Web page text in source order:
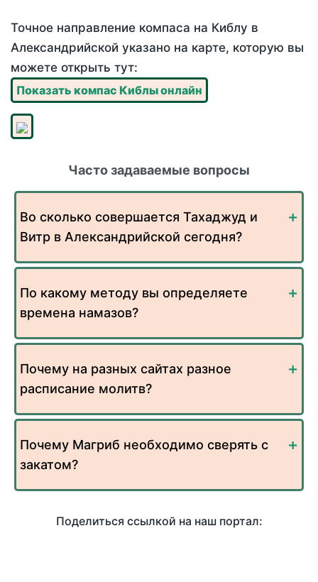
Точное направление компаса на Киблу в
Александрийской указано на карте, которую вы
можете открыть тут:
Показать компас Киблы онлайн
Часто задаваемые вопросы
Во сколько совершается Тахаджуд и
Витр в Александрийской сегодня?
По какому методу вы определяете
времена намазов?
Почему на разных сайтах разное
расписание молитв?
Почему Магриб необходимо сверять с
закатом?
Поделиться ссылкой на наш портал: